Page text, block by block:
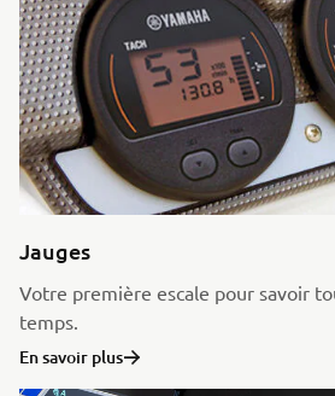
Jauges
Votre première escale pour savoir
temps.
En savoir plus